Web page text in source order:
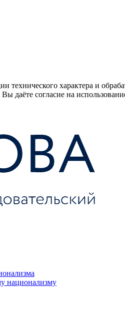
технического характера и
даёте согласие на
национализму